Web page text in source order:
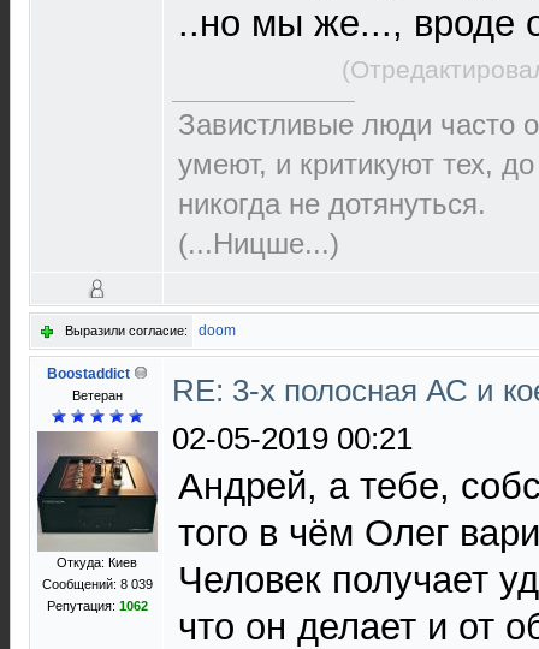
..но мы же..., вроде
Завистливые люди часто
умеют, и критикуют тех,
никогда не дотянуться.
(...Ницше...)
Выразили согласие: doom
Boostaddict
Ветеран
Откуда: Киев
Сообщений: 8 039
Репутация: 1062
RE: 3-х полосная АС и
02-05-2019 00:21
Андрей, а тебе,
того в чём Олег
Человек получает
что он делает и от